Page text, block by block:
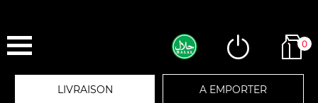
0
LIVRAISON A EMPORTER